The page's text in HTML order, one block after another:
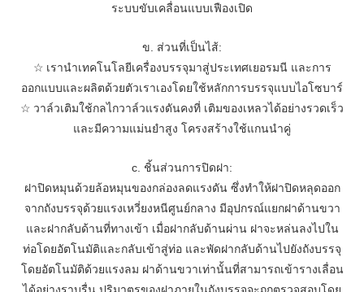
ระบบขับเคลื่อนแบบเฟืองเปิด
ข. ส่วนที่เป็นไส้:
☆ เรานำเทคโนโลยีเครื่องบรรจุมาสู่ประเทศเยอรมนี และการ
ออกแบบและผลิตด้วยตัวเราเองโดยใช้หลักการบรรจุแบบไอโซบาร์
☆ วาล์วเติมใช้กลไกวาล์วแรงดันคงที่ เติมของเหลวได้อย่างรวดเร็ว
และมีความแม่นยำสูง โครงสร้างใช้แกนนำคู่
c. ชิ้นส่วนการปิดฝา:
ฝาปิดหมุนด้วยล้อหมุนของกล่องลดแรงดัน ซึ่งทำให้ฝาปิดหลุดออก
จากถังบรรจุด้วยแรงเหวี่ยงหนีศูนย์กลาง มีอุปกรณ์แยกฝาด้านขวา
และฝากลับด้านที่ทางเข้า เมื่อฝากลับด้านผ่าน ฝาจะหล่นลงไปใน
ท่อโดยอัตโนมัติและกลับเข้าสู่ท่อ และพัดฝากลับด้านไปยังถังบรรจุ
โดยอัตโนมัติด้วยแรงลม ฝาด้านขวาเท่านั้นที่สามารถเข้ารางเลื่อน